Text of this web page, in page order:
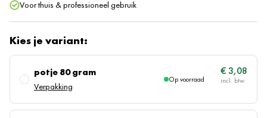
Voor thuis & professioneel gebruik
Kies je variant:
potje 80 gram
Verpakking
Op voorraad
€ 3,08